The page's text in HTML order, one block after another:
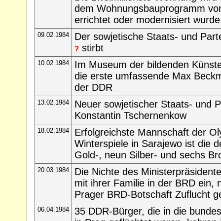
dem Wohnungsbauprogramm
errichtet oder modernisiert wurde
09.02.1984 Der sowjetische Staats- und
? stirbt
10.02.1984
Im Museum der bildenden
die erste umfassende Max
der DDR
13.02.1984
Neuer sowjetischer Staats- und
Konstantin Tschernenkow
18.02.1984
Erfolgreichste Mannschaft der
Winterspiele in Sarajewo ist die
Gold-, neun Silber- und sechs
20.03.1984
Die Nichte des
mit ihrer Familie in der BRD ein,
Prager BRD-Botschaft Zuflucht
06.04.1984
35 DDR-Bürger, die in die